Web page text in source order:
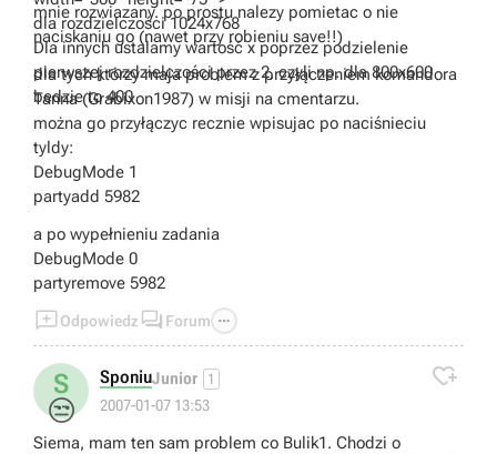
dla rozdzielczości 1024x768
Dla innych ustalamy wartość x poprzez podzielenie
pierwszej rozdzielczości przez 2, czyli np. dla 800x600
bedzie to 400
mnie rozwiazany. po prostu nalezy pomietac o nie
naciskaniu go (nawet przy robieniu save!!)
dla tych którzy maja problem z przyłączeniem komandora
Tanna (Grabixon1987) w misji na cmentarzu.
można go przyłączyc recznie wpisujac po naciśnieciu
tyldy:
DebugMode 1
partyadd 5982
a po wypełnieniu zadania
DebugMode 0
partyremove 5982
Odpowiedz  Forum 
S
😒
SponiuJunior 1
2007-01-07 13:53

Siema, mam ten sam problem co Bulik1. Chodzi o